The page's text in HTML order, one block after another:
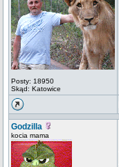
Posty: 18950
Skąd: Katowice
Godzilla
kocia mama